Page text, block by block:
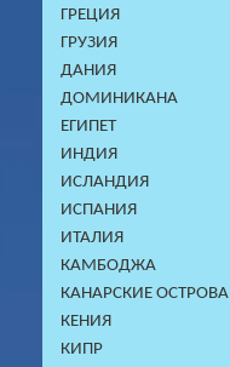
ГРЕЦИЯ
ГРУЗИЯ
ДАНИЯ
ДОМИНИКАНA
ЕГИПЕТ
ИНДИЯ
ИСЛАНДИЯ
ИСПАНИЯ
ИТАЛИЯ
КАМБОДЖA
КАНАРСКИЕ ОСТРОВА
КЕНИЯ
КИПР